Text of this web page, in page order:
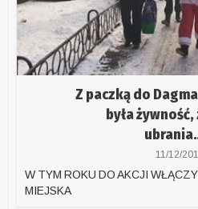
Z paczką do
była
11/12/
W TYM ROKU DO AKCJI
MIEJSKA